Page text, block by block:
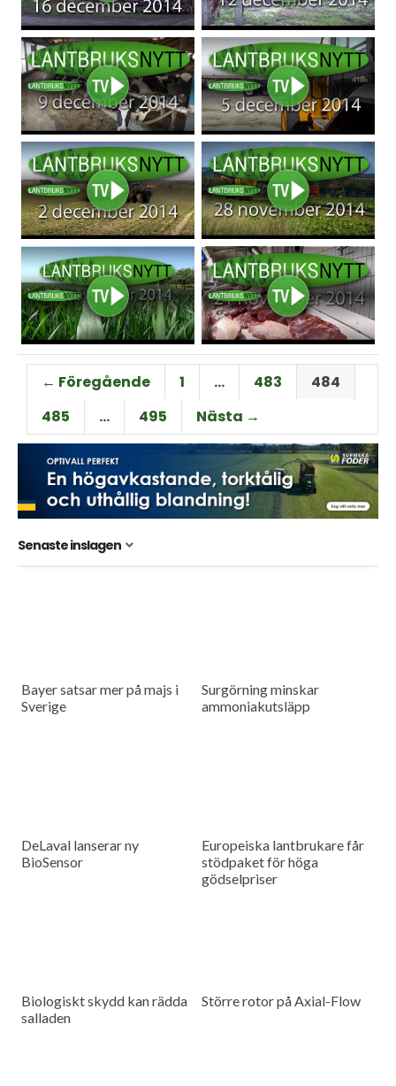
← Föregående 1 … 483
484
485
… 495 Nästa →
Senaste inslagen
Bayer satsar mer på majs i
Sverige
Surgörning minskar
ammoniakutsläpp
DeLaval lanserar ny
BioSensor
Europeiska lantbrukare får
stödpaket för höga
gödselpriser
Biologiskt skydd kan rädda
salladen
Större rotor på Axial-Flow